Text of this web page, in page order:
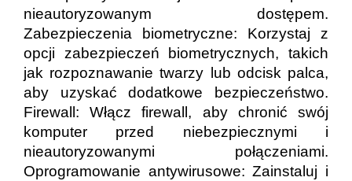
nieautoryzowanym dostępem.
Zabezpieczenia biometryczne: Korzystaj z
opcji zabezpieczeń biometrycznych, takich
jak rozpoznawanie twarzy lub odcisk palca,
aby uzyskać dodatkowe bezpieczeństwo.
Firewall: Włącz firewall, aby chronić swój
komputer przed niebezpiecznymi i
nieautoryzowanymi połączeniami.
Oprogramowanie antywirusowe: Zainstaluj i